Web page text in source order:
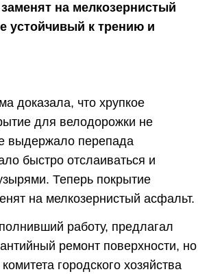
на мелкозернистый
устойчивый к трению и
доказала, что хрупкое
для велодорожки не
выдержало перепада
быстро отслаиваться и
Теперь покрытие
на мелкозернистый асфальт.
работу, предлагал
ремонт поверхности, но
городского хозяйства